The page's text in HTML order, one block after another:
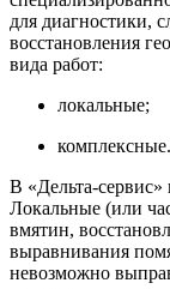
для диагностики,
восстановления
вида работ:
локальные;
комплексные.
В «Дельта-
Локальные (или
вмятин,
выравнивания
невозможно